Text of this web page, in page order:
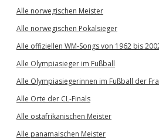
Alle norwegischen Meister
Alle norwegischen Pokalsieger
Alle offiziellen WM-Songs von 1962 bis
Alle Olympiasieger im Fußball
Alle Olympiasiegerinnen im Fußball der
Alle Orte der CL-Finals
Alle ostafrikanischen Meister
Alle panamaischen Meister